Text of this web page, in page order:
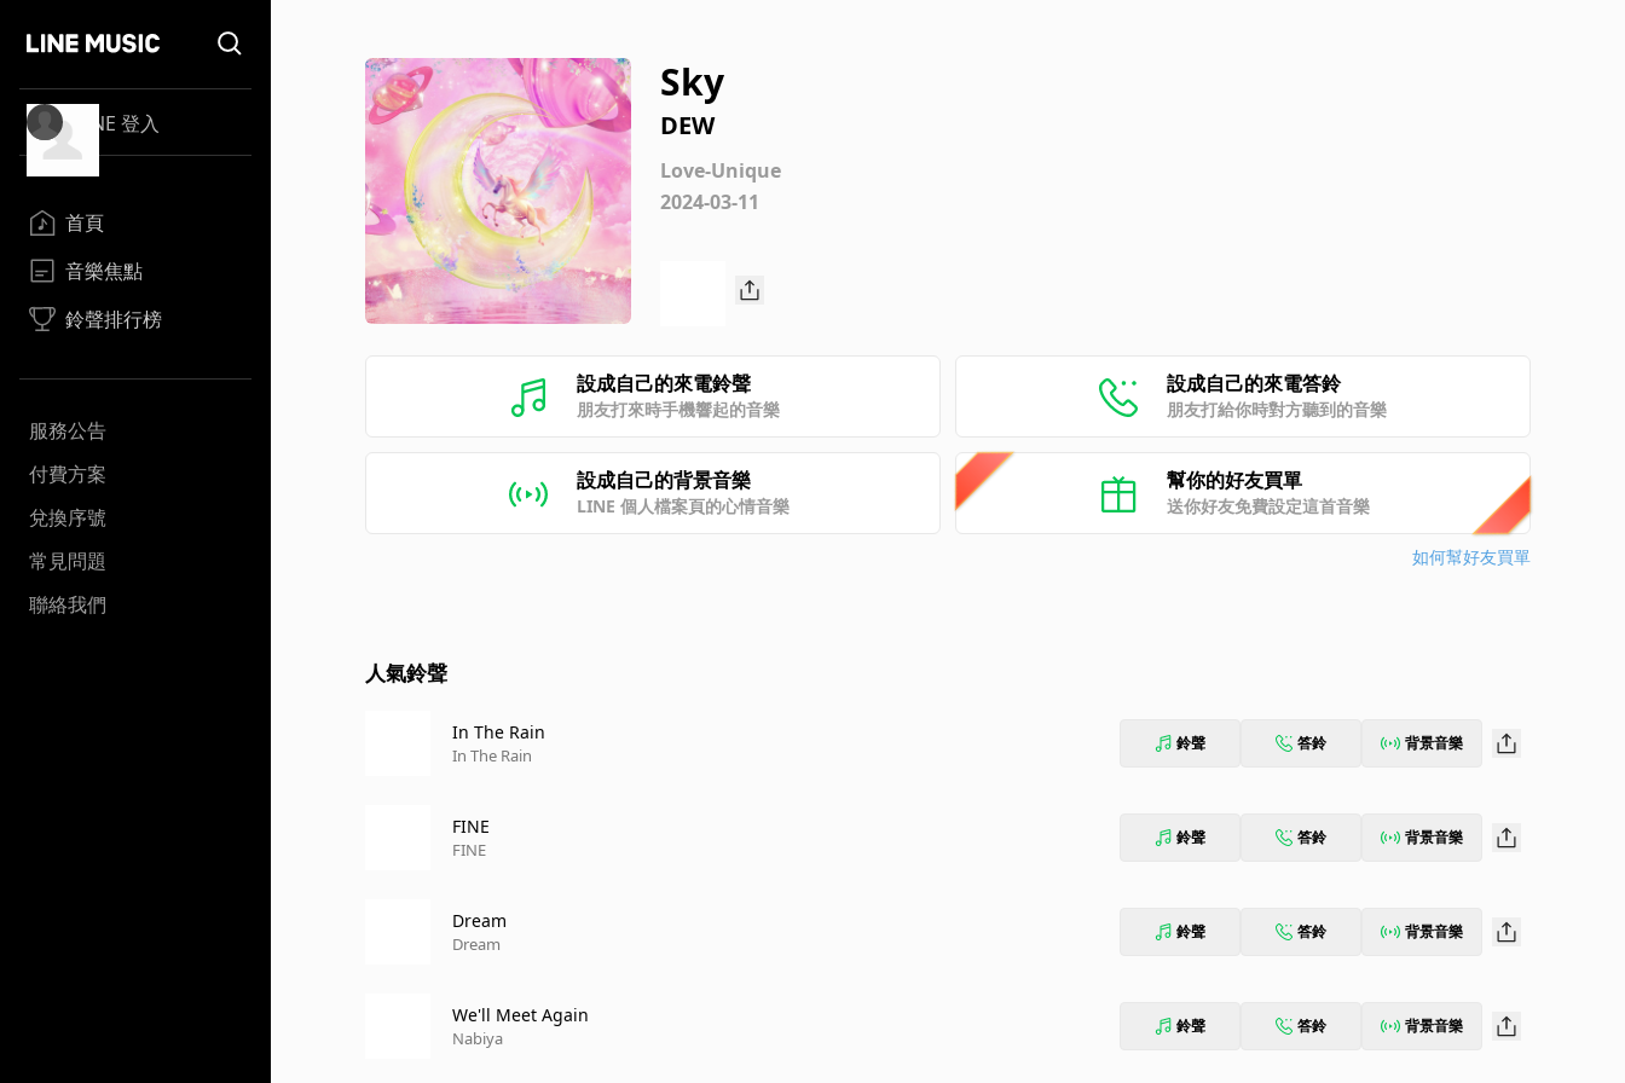
LINE 登入
首頁
音樂焦點
鈴聲排行榜
服務公告
付費方案
兌換序號
常見問題
聯絡我們
Sky
DEW
Love-Unique
2024-03-11
設成自己的來電鈴聲
朋友打來時手機響起的音樂
設成自己的來電答鈴
朋友打給你時對方聽到的音樂
設成自己的背景音樂
LINE 個人檔案頁的心情音樂
幫你的好友買單
送你好友免費設定這首音樂
如何幫好友買單
人氣鈴聲
In The Rain
In The Rain
鈴聲 答鈴 背景音樂
FINE
FINE
鈴聲 答鈴 背景音樂
Dream
Dream
鈴聲 答鈴 背景音樂
We'll Meet Again
Nabiya
鈴聲 答鈴 背景音樂